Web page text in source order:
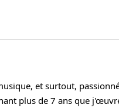
et surtout,
plus de 7 ans que